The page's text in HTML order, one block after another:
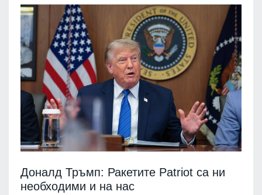
Доналд Тръмп: Ракетите Patriot са ни
необходими и на нас